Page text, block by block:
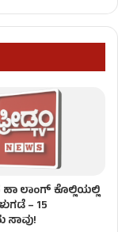
ಲಾಂಗ್ ಕೊಲ್ಲಿಯಲ್ಲಿ
– 15
ಸಾವು!